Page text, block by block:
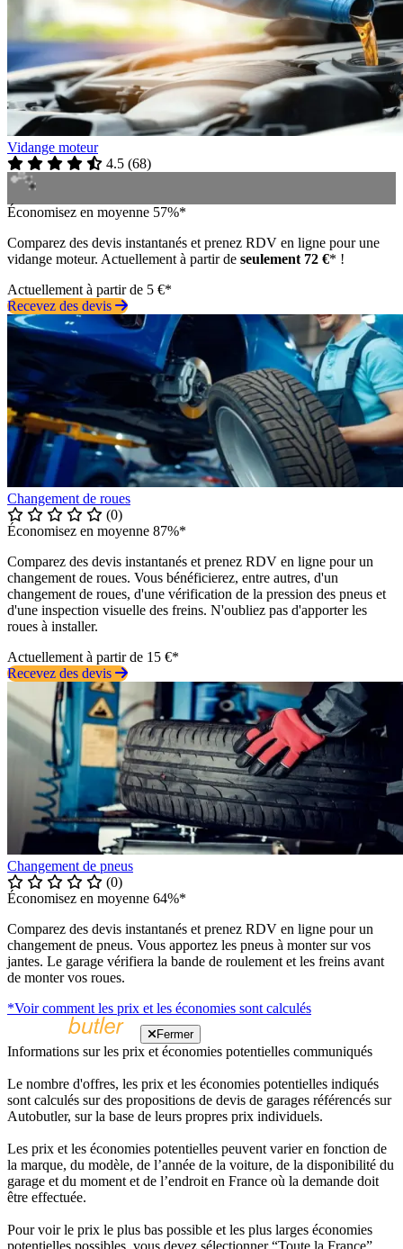
Vidange moteur
4.5 (68)
Économisez en moyenne 57%*
Comparez des devis instantanés et prenez RDV en ligne pour une
vidange moteur. Actuellement à partir de seulement 72 €* !
Actuellement à partir de 5 €*
Recevez des devis
Changement de roues
(0)
Économisez en moyenne 87%*
Comparez des devis instantanés et prenez RDV en ligne pour un
changement de roues. Vous bénéficierez, entre autres, d'un
changement de roues, d'une vérification de la pression des pneus et
d'une inspection visuelle des freins. N'oubliez pas d'apporter les
roues à installer.
Actuellement à partir de 15 €*
Recevez des devis
Changement de pneus
(0)
Économisez en moyenne 64%*
Comparez des devis instantanés et prenez RDV en ligne pour un
changement de pneus. Vous apportez les pneus à monter sur vos
jantes. Le garage vérifiera la bande de roulement et les freins avant
de monter vos roues.
*Voir comment les prix et les économies sont calculés
Fermer
Informations sur les prix et économies potentielles communiqués
Le nombre d'offres, les prix et les économies potentielles indiqués
sont calculés sur des propositions de devis de garages référencés sur
Autobutler, sur la base de leurs propres prix individuels.
Les prix et les économies potentielles peuvent varier en fonction de
la marque, du modèle, de l’année de la voiture, de la disponibilité du
garage et du moment et de l’endroit en France où la demande doit
être effectuée.
Pour voir le prix le plus bas possible et les plus larges économies
potentielles possibles, vous devez sélectionner “Toute la France”